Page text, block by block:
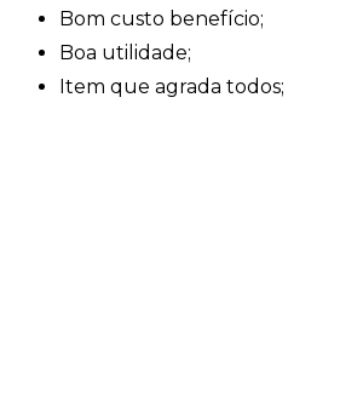
Bom custo benefício;
Boa utilidade;
Item que agrada todos;